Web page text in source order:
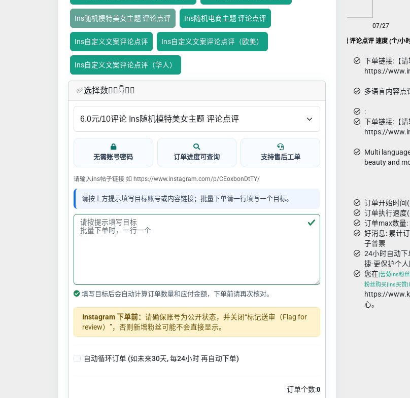
Ins随机模特美女主题 评论点评 Ins随机电商主题 评论点评
Ins自定义文案评论点评 Ins自定义文案评论点评（欧美）
Ins自定义文案评论点评（华人）
✅​选择数👇🏻​​👇👇🏻​​
无需账号密码 订单进度可查询 支持售后工单
请输入ins帖子链接 如 https://www.instagram.com/p/CEoxbonDtTY/
请按上方提示填写目标账号或内容链接；批量下单请一行填写一个目标。
填写目标后会自动计算订单数量和应付金额，下单前请再次核对。
Instagram 下单前： 请确保账号为公开状态，并关闭“标记送审（Flag for
review）”，否则新增粉丝可能不会直接显示。
自动循环订单 (如未来30天, 每24小时 再自动下单)
订单个数:0
Ins随机模特美女主题 评论点评 速度 (个/小
07/27
下单链接:【
https://
多语言内容点
:
下单链接:【
https://
Multi
beauty and
订单开始时间
订单执行速度
订单max数量
好消息: 累计
子普票
24小时自动下
捷-更保护个人
您在[苦菊ins粉
粉丝购买|Ins买赞
https://
心。